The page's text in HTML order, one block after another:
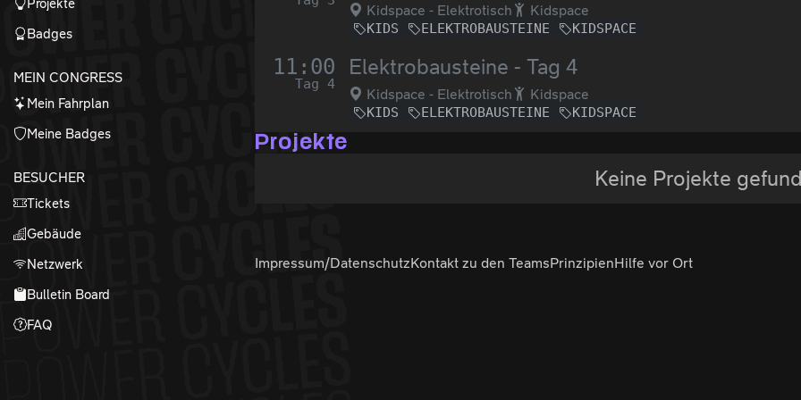
Projekte
Badges
MEIN CONGRESS
Mein Fahrplan
Meine Badges
BESUCHER
Tickets
Gebäude
Netzwerk
Bulletin Board
FAQ
Kidspace - Elektrotisch Kidspace
KIDS ELEKTROBAUSTEINE KIDSPACE
11:00
Tag 4
Elektrobausteine - Tag 4
Kidspace - Elektrotisch Kidspace
KIDS ELEKTROBAUSTEINE KIDSPACE
Projekte
Keine Projekte
Impressum/DatenschutzKontakt zu den TeamsPrinzipienHilfe vor Ort